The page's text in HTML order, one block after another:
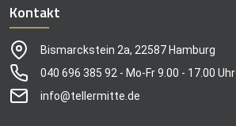
Kontakt
Bismarckstein 2a, 22587 Hamburg
040 696 385 92 - Mo-Fr 9.00 - 17.00 Uhr
info@tellermitte.de